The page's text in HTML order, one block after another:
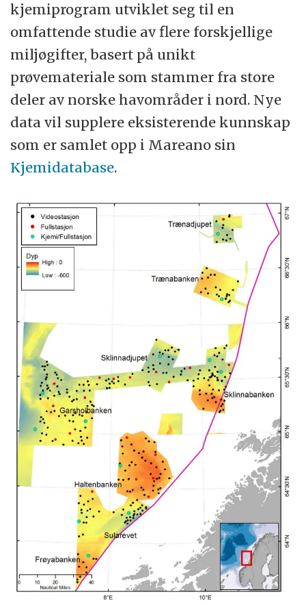
kjemiprogram utviklet seg til en
omfattende studie av flere forskjellige
miljøgifter, basert på unikt
prøvemateriale som stammer fra store
deler av norske havområder i nord. Nye
data vil supplere eksisterende kunnskap
som er samlet opp i Mareano sin
Kjemidatabase.